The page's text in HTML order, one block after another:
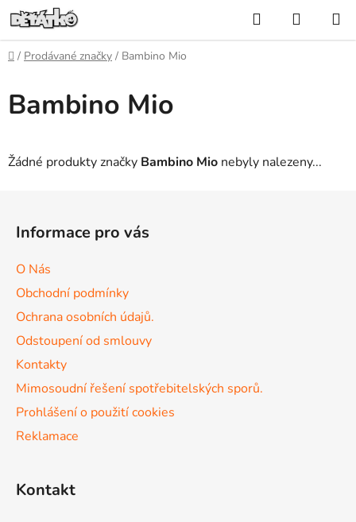
Přejít
na
obsah
Hledat
KOŠÍK
Domů
/ Prodávané značky / Bambino Mio
Bambino Mio
Žádné produkty značky Bambino Mio nebyly nalezeny...
Informace pro vás
O Nás
Obchodní podmínky
Ochrana osobních údajů.
Odstoupení od smlouvy
Kontakty
Mimosoudní řešení spotřebitelských sporů.
Prohlášení o použití cookies
Reklamace
Kontakt